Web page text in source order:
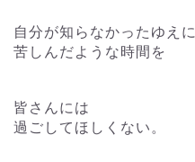
自分が知らなかったゆえに
苦しんだような時間を
皆さんには
過ごしてほしくない。